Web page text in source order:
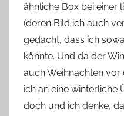
ähnliche Box bei einer
(deren Bild ich auch
gedacht, dass ich
könnte. Und da der
auch Weihnachten
ich an eine winterliche
doch und ich denke,